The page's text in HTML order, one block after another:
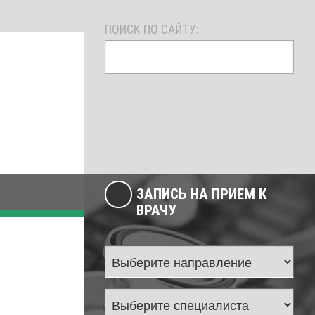
ПОИСК ПО САЙТУ:
ЗАПИСЬ НА ПРИЕМ К
ВРАЧУ